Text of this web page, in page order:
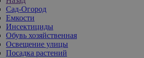
Сад-Огород
Емкости
Инсектициды
Обувь хозяйственная
Освещение улицы
Посадка растений